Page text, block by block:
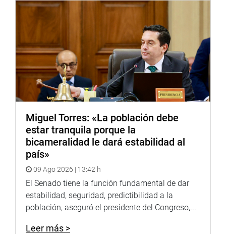
Miguel Torres: «La población debe
estar tranquila porque la
bicameralidad le dará estabilidad al
país»
09 Ago 2026 | 13:42 h
El Senado tiene la función fundamental de dar
estabilidad, seguridad, predictibilidad a la
población, aseguró el presidente del Congreso,...
Leer más >